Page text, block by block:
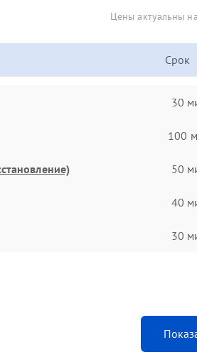
Цены актуальны
Срок
30
100
50
40
30